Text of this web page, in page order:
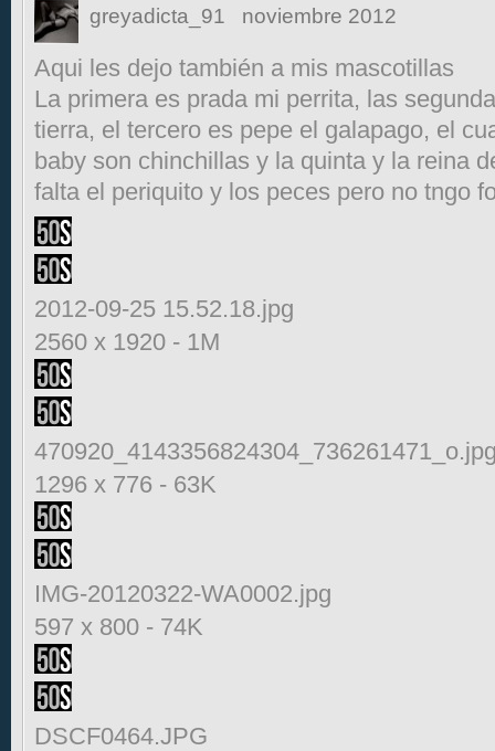
greyadicta_91 noviembre 2012
Aqui les dejo también a mis mascotillas
La primera es prada mi perrita, las
tierra, el tercero es pepe el galapago, el
baby son chinchillas y la quinta y la reina
falta el periquito y los peces pero no tngo
2012-09-25 15.52.18.jpg
2560 x 1920 - 1M
1296 x 776 - 63K
IMG-20120322-WA0002.jpg
597 x 800 - 74K
DSCF0464.JPG